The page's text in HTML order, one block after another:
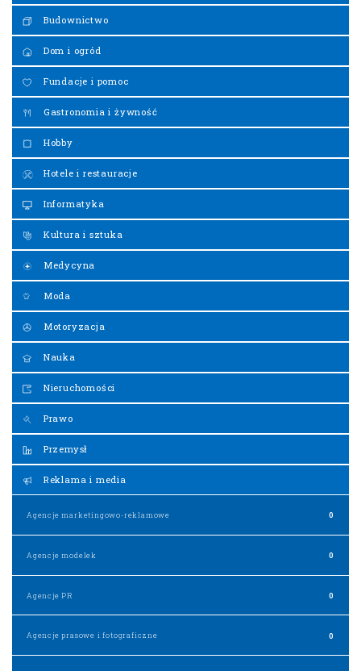
Budownictwo
Dom i ogród
Fundacje i pomoc
Gastronomia i żywność
Hobby
Hotele i restauracje
Informatyka
Kultura i sztuka
Medycyna
Moda
Motoryzacja
Nauka
Nieruchomości
Prawo
Przemysł
Reklama i media
Agencje marketingowo-reklamowe 0
Agencje modelek 0
Agencje PR 0
Agencje prasowe i fotograficzne 0